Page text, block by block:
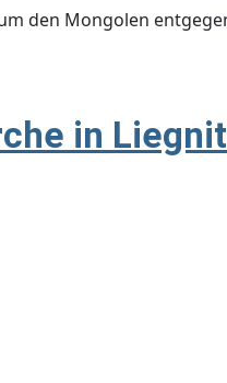
den Mongolen
in